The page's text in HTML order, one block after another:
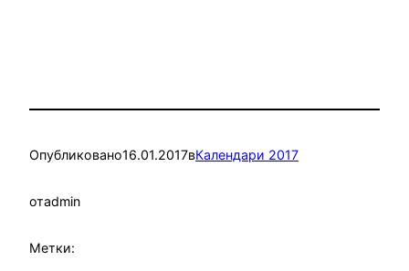
Опубликовано16.01.2017вКалендари 2017
отadmin
Метки: